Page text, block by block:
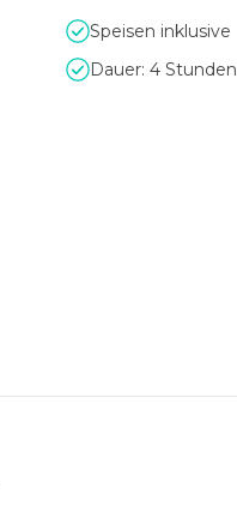
Speisen inklusive
Dauer: 4 Stunden